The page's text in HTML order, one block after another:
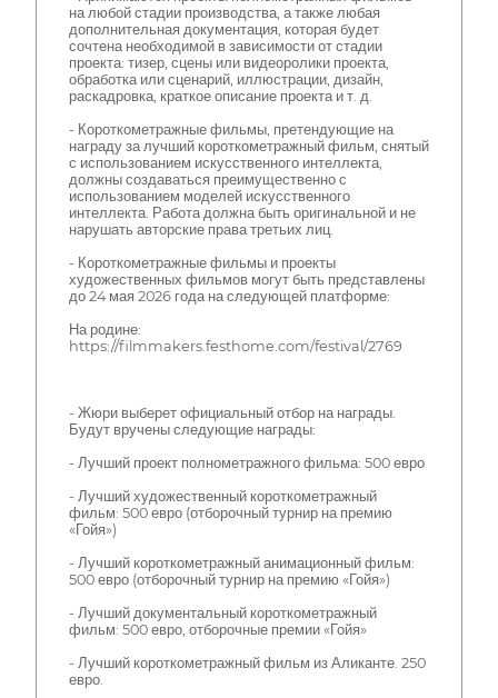
на любой стадии производства, а также любая
дополнительная документация, которая будет
сочтена необходимой в зависимости от стадии
проекта: тизер, сцены или видеоролики проекта,
обработка или сценарий, иллюстрации, дизайн,
раскадровка, краткое описание проекта и т. д.
- Короткометражные фильмы, претендующие на
награду за лучший короткометражный фильм, снятый
с использованием искусственного интеллекта,
должны создаваться преимущественно с
использованием моделей искусственного
интеллекта. Работа должна быть оригинальной и не
нарушать авторские права третьих лиц.
- Короткометражные фильмы и проекты
художественных фильмов могут быть представлены
до 24 мая 2026 года на следующей платформе:
На родине:
https://filmmakers.festhome.com/festival/2769
- Жюри выберет официальный отбор на награды.
Будут вручены следующие награды:
- Лучший проект полнометражного фильма: 500 евро
- Лучший художественный короткометражный
фильм: 500 евро (отборочный турнир на премию
«Гойя»)
- Лучший короткометражный анимационный фильм:
500 евро (отборочный турнир на премию «Гойя»)
- Лучший документальный короткометражный
фильм: 500 евро, отборочные премии «Гойя»
- Лучший короткометражный фильм из Аликанте. 250
евро.